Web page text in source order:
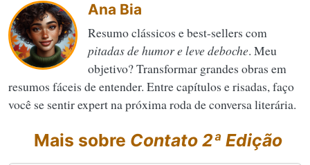
Ana Bia
Resumo clássicos e best-sellers com
pitadas de humor e leve deboche. Meu
objetivo? Transformar grandes obras em
resumos fáceis de entender. Entre capítulos e risadas, faço
você se sentir expert na próxima roda de conversa literária.
Mais sobre Contato 2ª Edição